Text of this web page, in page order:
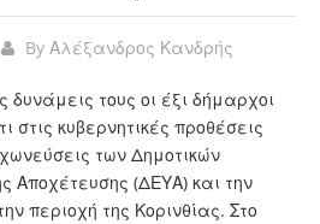
By Αλέξανδρος Κανδρής
τους οι έξι δήμαρχοι
στις κυβερνητικές προθέσεις
των Δημοτικών
Αποχέτευσης (ΔΕΥΑ) και την
περιοχή της Κορινθίας. Στο